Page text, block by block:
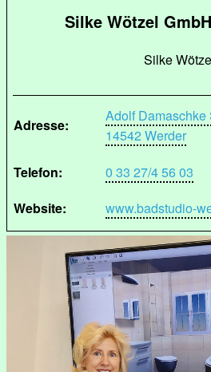
Silke Wötzel
Silke
Adresse:
Adolf Damaschke
14542 Werder
Telefon:
0 33 27/4 56 03
Website:
www.badstudio-